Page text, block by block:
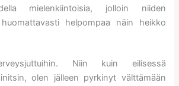
mielenkiintoisia, jolloin niiden
helpompaa näin heikko
Niin kuin eilisessä
olen jälleen pyrkinyt välttämään